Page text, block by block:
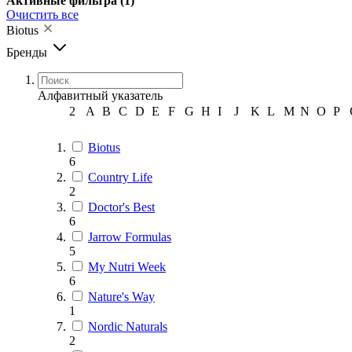
Очистить все
Biotus
Бренды
Алфавитный указатель
2
A B C D E F G H I J K L M N O P
Biotus
6
Country Life
2
Doctor's Best
6
Jarrow Formulas
5
My Nutri Week
6
Nature's Way
1
Nordic Naturals
2